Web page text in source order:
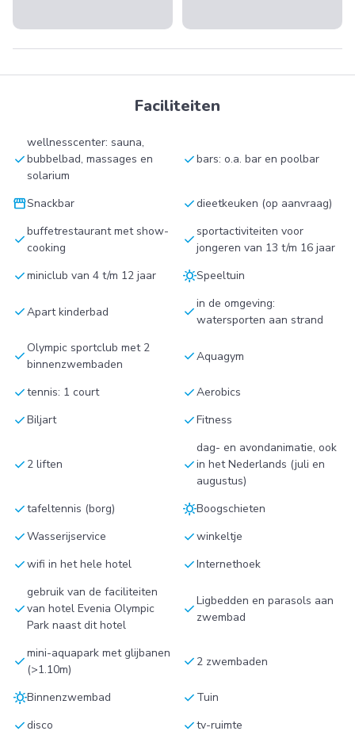
Faciliteiten
check
wellnesscenter: sauna,
bubbelbad, massages en
solarium
checkbars: o.a. bar en poolbar
storefrontSnackbar checkdieetkeuken (op aanvraag)
checkbuffetrestaurant met show-
cooking
check sportactiviteiten voor
jongeren van 13 t/m 16 jaar
checkminiclub van 4 t/m 12 jaar sunnySpeeltuin
checkApart kinderbad checkin de omgeving:
watersporten aan strand
check Olympic sportclub met 2
binnenzwembaden
checkAquagym
checktennis: 1 court checkAerobics
checkBiljart checkFitness
check 2 liften check
dag- en avondanimatie, ook
in het Nederlands (juli en
augustus)
checktafeltennis (borg) sunnyBoogschieten
checkWasserijservice checkwinkeltje
checkwifi in het hele hotel checkInternethoek
check
gebruik van de faciliteiten
van hotel Evenia Olympic
Park naast dit hotel
checkLigbedden en parasols aan
zwembad
checkmini-aquapark met glijbanen
(>1.10m)
check 2 zwembaden
sunnyBinnenzwembad check Tuin
checkdisco checktv-ruimte